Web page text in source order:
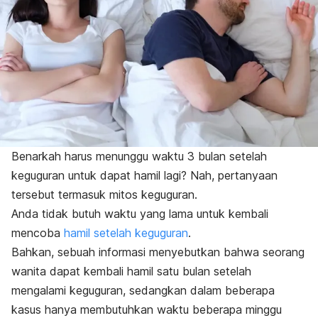
Benarkah harus menunggu waktu 3 bulan setelah
keguguran untuk dapat hamil lagi? Nah, pertanyaan
tersebut termasuk mitos keguguran.
Anda tidak butuh waktu yang lama untuk kembali
mencoba hamil setelah keguguran.
Bahkan, sebuah informasi menyebutkan bahwa seorang
wanita dapat kembali hamil satu bulan setelah
mengalami keguguran, sedangkan dalam beberapa
kasus hanya membutuhkan waktu beberapa minggu